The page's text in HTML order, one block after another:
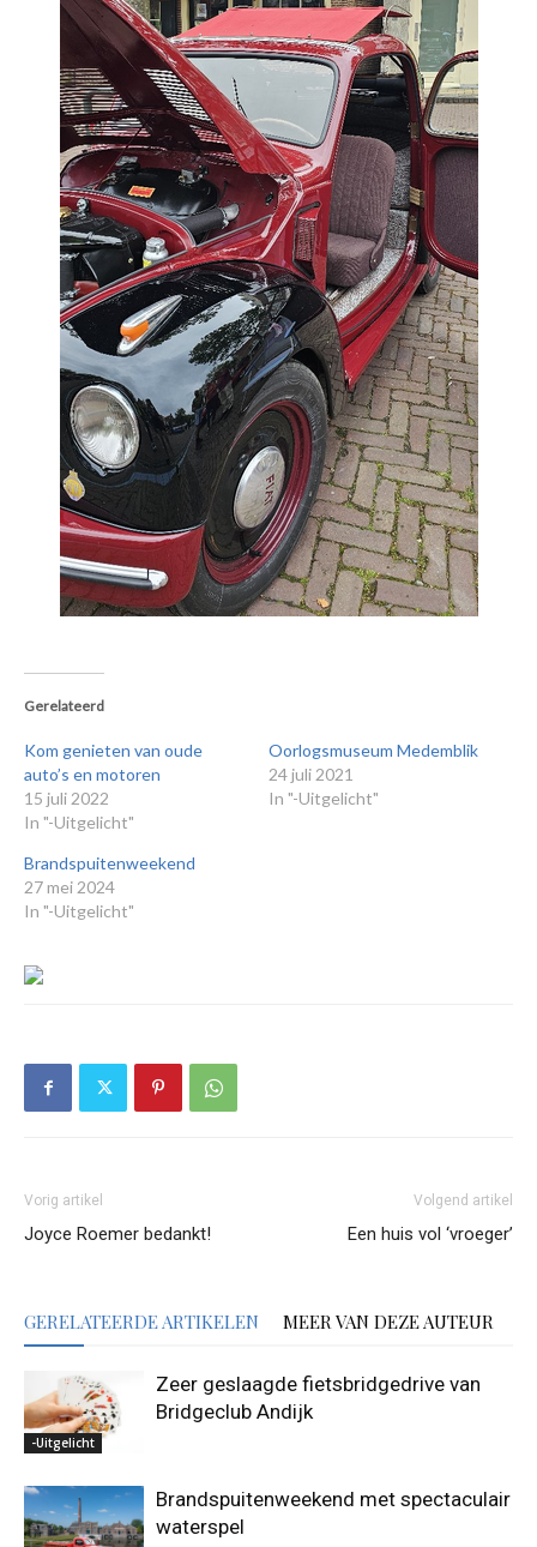
Gerelateerd
Kom genieten van oude
auto’s en motoren
15 juli 2022
In "-Uitgelicht"
Oorlogsmuseum Medemblik
24 juli 2021
In "-Uitgelicht"
Brandspuitenweekend
27 mei 2024
In "-Uitgelicht"
Vorig artikel
Joyce Roemer bedankt!
Volgend artikel
Een huis vol ‘vroeger’
GERELATEERDE ARTIKELEN MEER VAN DEZE AUTEUR
-Uitgelicht
Zeer geslaagde fietsbridgedrive van
Bridgeclub Andijk
Brandspuitenweekend met spectaculair
waterspel